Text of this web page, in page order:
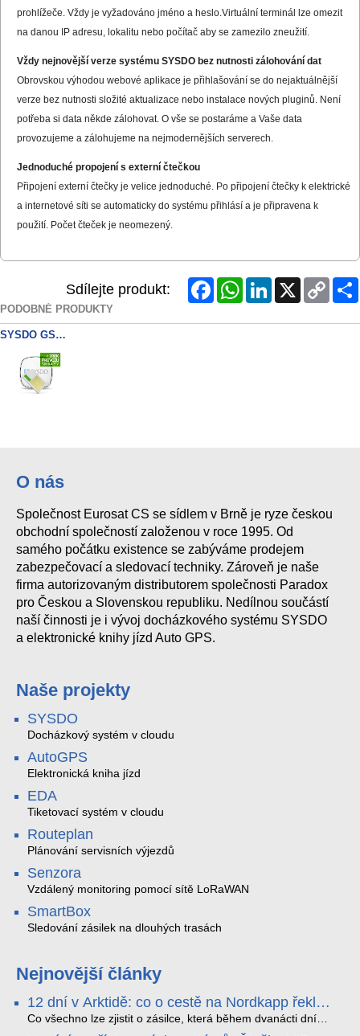
prohlížeče. Vždy je vyžadováno jméno a heslo.Virtuální terminál lze omezit
na danou IP adresu, lokalitu nebo počítač aby se zamezilo zneužití.
Vždy nejnovější verze systému SYSDO bez nutnosti zálohování dat
Obrovskou výhodou webové aplikace je přihlašování se do nejaktuálnější
verze bez nutnosti složité aktualizace nebo instalace nových pluginů. Není
potřeba si data někde zálohovat. O vše se postaráme a Vaše data
provozujeme a zálohujeme na nejmodernějších serverech.
Jednoduché propojení s externí čtečkou
Připojení externí čtečky je velice jednoduché. Po připojení čtečky k elektrické
a internetové síti se automaticky do systému přihlásí a je připravena k
použití. Počet čteček je neomezený.
Sdílejte produkt: FacebookWhatsAppLinkedInX
Copy
Link
PODOBNÉ PRODUKTY
SYSDO GSM access point
O nás
Společnost Eurosat CS se sídlem v Brně je ryze českou
obchodní společností založenou v roce 1995. Od
samého počátku existence se zabýváme prodejem
zabezpečovací a sledovací techniky. Zároveň je naše
firma autorizovaným distributorem společnosti Paradox
pro Českou a Slovenskou republiku. Nedílnou součástí
naší činnosti je i vývoj docházkového systému SYSDO
a elektronické knihy jízd Auto GPS.
Naše projekty
SYSDO
Docházkový systém v cloudu
AutoGPS
Elektronická kniha jízd
EDA
Tiketovací systém v cloudu
Routeplan
Plánování servisních výjezdů
Senzora
Vzdálený monitoring pomocí sítě LoRaWAN
SmartBox
Sledování zásilek na dlouhých trasách
Nejnovější články
12 dní v Arktidě: co o cestě na Nordkapp řekla
data ze SMARTBOX 2 MAX
Co všechno lze zjistit o zásilce, která během dvanácti dní
projede Arktidou? SMARTBOX 2 MAX jsme vzali na trasu z